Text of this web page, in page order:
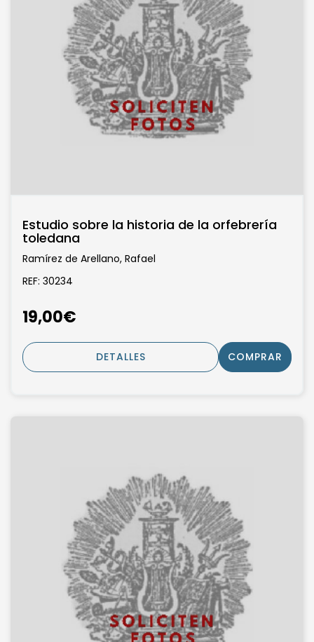
Estudio sobre la historia de la orfebrería
toledana
Ramírez de Arellano, Rafael
REF: 30234
19,00€
DETALLES COMPRAR